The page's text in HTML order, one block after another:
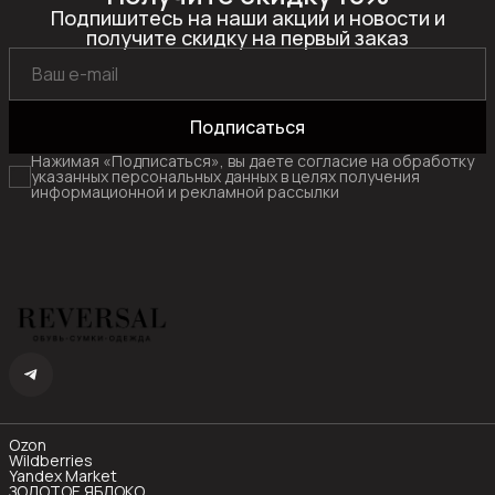
Подпишитесь на наши акции и новости и
получите скидку на первый заказ
Подписаться
Нажимая «Подписаться», вы даете согласие на обработку
указанных персональных данных в целях получения
информационной и рекламной рассылки
Ozon
Wildberries
Yandex Market